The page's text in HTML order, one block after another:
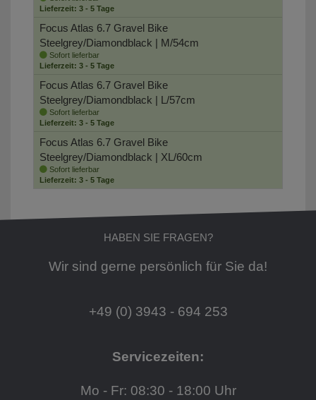
Lieferzeit: 3 - 5 Tage
Focus Atlas 6.7 Gravel Bike
Steelgrey/Diamondblack | M/54cm
Sofort lieferbar
Lieferzeit: 3 - 5 Tage
Focus Atlas 6.7 Gravel Bike
Steelgrey/Diamondblack | L/57cm
Sofort lieferbar
Lieferzeit: 3 - 5 Tage
Focus Atlas 6.7 Gravel Bike
Steelgrey/Diamondblack | XL/60cm
Sofort lieferbar
Lieferzeit: 3 - 5 Tage
HABEN SIE FRAGEN?
Wir sind gerne persönlich für Sie da!
+49 (0) 3943 - 694 253
Servicezeiten:
Mo - Fr: 08:30 - 18:00 Uhr